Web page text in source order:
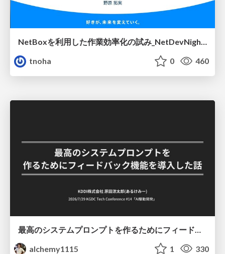
NetBoxを利用した作業効率化の試み_NetDevNight4
tnoha
0 460
alchemy1115
1 330